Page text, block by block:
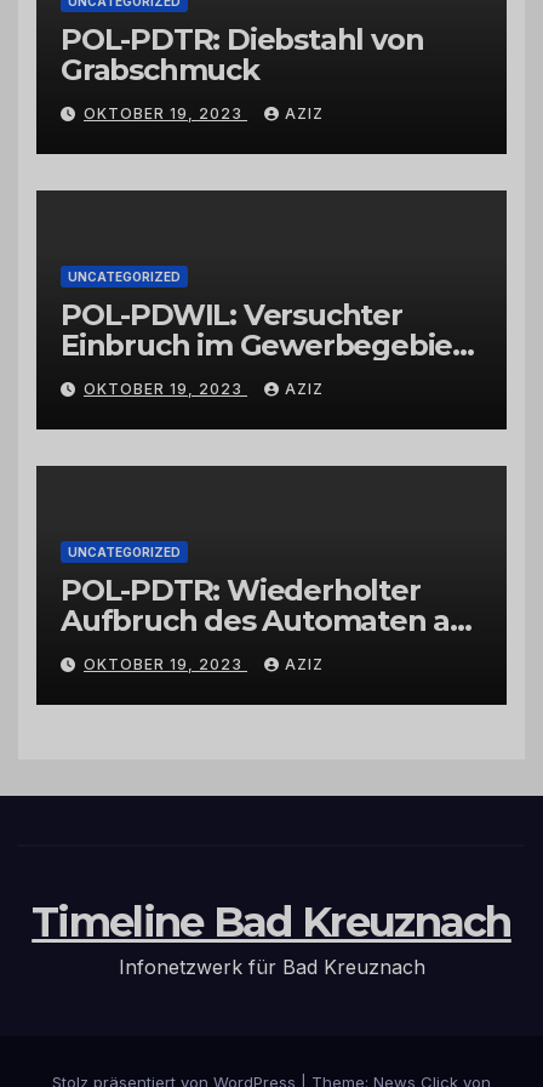
POL-PDTR: Diebstahl von
Grabschmuck
OKTOBER 19, 2023 AZIZ
UNCATEGORIZED
POL-PDWIL: Versuchter
Einbruch im Gewerbegebiet
Wittlich
OKTOBER 19, 2023 AZIZ
UNCATEGORIZED
POL-PDTR: Wiederholter
Aufbruch des Automaten am
Wohnmobilstellplatz in
Hermeskeil am Labachweg
OKTOBER 19, 2023 AZIZ
Timeline Bad Kreuznach
Infonetzwerk für Bad Kreuznach
Stolz präsentiert von WordPress Theme: News Click von